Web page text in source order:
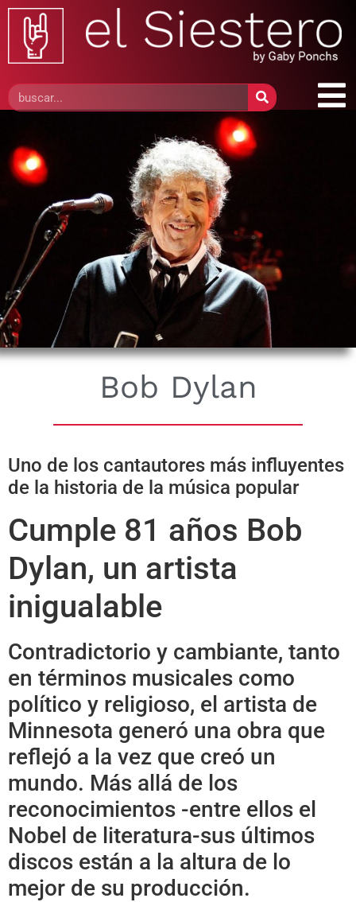
Bob Dylan
Uno de los cantautores más influyentes
de la historia de la música popular
Cumple 81 años Bob
Dylan, un artista
inigualable
Contradictorio y cambiante, tanto
en términos musicales como
político y religioso, el artista de
Minnesota generó una obra que
reflejó a la vez que creó un
mundo. Más allá de los
reconocimientos -entre ellos el
Nobel de literatura-sus últimos
discos están a la altura de lo
mejor de su producción.